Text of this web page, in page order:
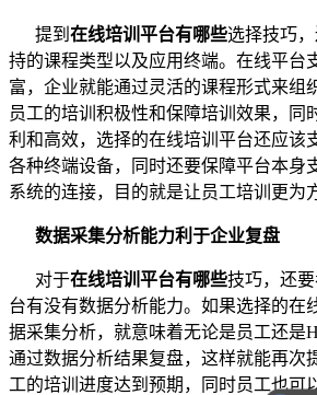
提到 在线培训平台有哪些选择技巧
持的课程类型以及应用终端。在线平台
富，企业就能通过灵活的课程形式来组
员工的培训积极性和保障培训效果，同
利和高效，选择的在线培训平台还应该
各种终端设备，同时还要保障平台本身
系统的连接，目的就是让员工培训更为
数据采集分析能力利于企业复盘
对于在线培训平台有哪些技巧，还
台有没有数据分析能力。如果选择的在
据采集分析，就意味着无论是员工还是
通过数据分析结果复盘，这样就能再次
工的培训进度达到预期，同时员工也可